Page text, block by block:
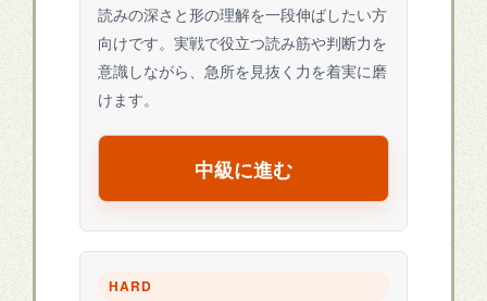
読みの深さと形の理解を一段伸ばしたい方
向けです。実戦で役立つ読み筋や判断力を
意識しながら、急所を見抜く力を着実に磨
けます。
中級に進む
HARD